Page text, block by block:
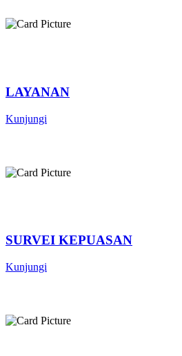
LAYANAN
Kunjungi
SURVEI KEPUASAN
Kunjungi